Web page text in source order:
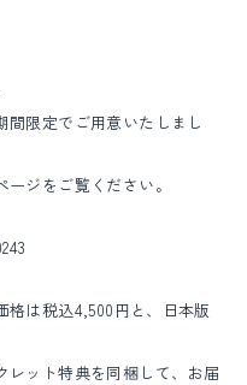
限定でご用意いたしまし
ジをご覧ください。
は税込4,500円と、日本版
レット特典を同梱して、お届